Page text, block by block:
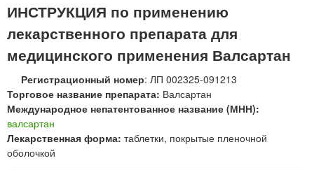
и
с
а
о
р
®
т
б
ИНСТРУКЦИЯ по применению
лекарственного препарата для
медицинского применения Валсартан
Регистрационный номер: ЛП 002325-091213
Торговое название препарата: Валсартан
Международное непатентованное название (МНН):
валсартан
Лекарственная форма: таблетки, покрытые пленочной
оболочкой